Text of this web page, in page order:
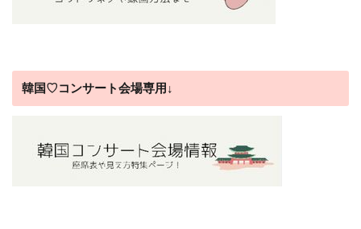
韓国♡コンサート会場専用↓